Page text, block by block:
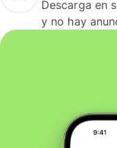
Descarga en
y no hay